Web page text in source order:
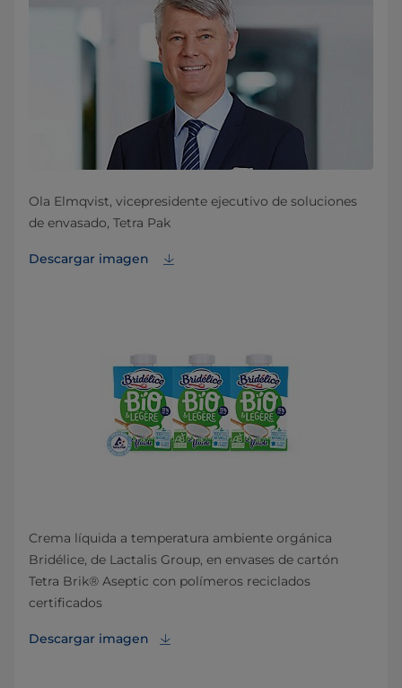
Ola Elmqvist, vicepresidente ejecutivo de soluciones
de envasado, Tetra Pak
Descargar imagen
Crema líquida a temperatura ambiente orgánica
Bridélice, de Lactalis Group, en envases de cartón
Tetra Brik® Aseptic con polímeros reciclados
certificados
Descargar imagen